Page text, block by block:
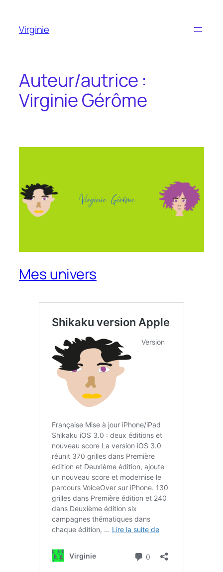
contenu
Virginie
Auteur/autrice :
Virginie Gérôme
Mes univers